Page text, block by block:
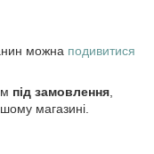
можна подивитися
під замовлення
магазині.